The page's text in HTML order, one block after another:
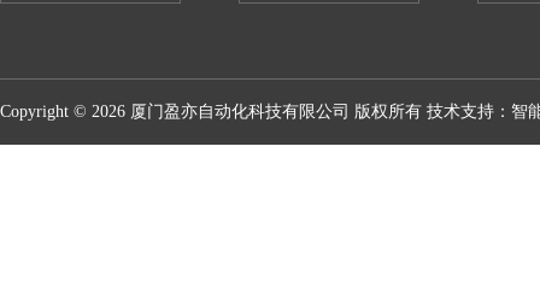
Copyright © 2026 厦门盈亦自动化科技有限公司 版权所有 技术支持： 智